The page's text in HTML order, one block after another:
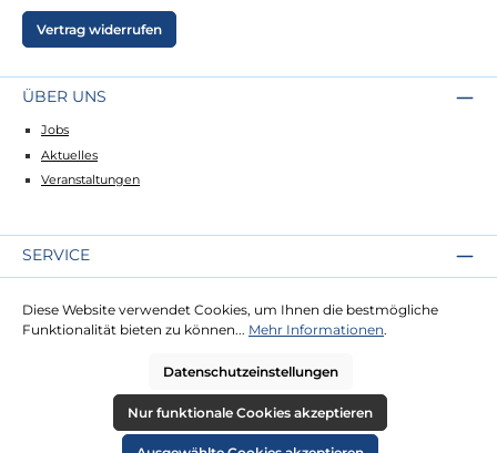
Vertrag widerrufen
ÜBER UNS
Jobs
Aktuelles
Veranstaltungen
SERVICE
Lieferung
Zahlung
RECHTLICHES
Diese Website verwendet Cookies, um Ihnen die bestmögliche
Funktionalität bieten zu können... Mehr Informationen.
Datenschutzeinstellungen
Nur funktionale Cookies akzeptieren